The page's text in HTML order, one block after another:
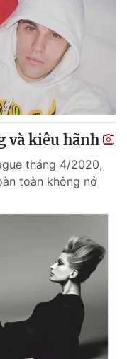
sản
Việt
bằng AI
Nam
và kiêu hãnh
tháng 4/2020,
toàn không nở